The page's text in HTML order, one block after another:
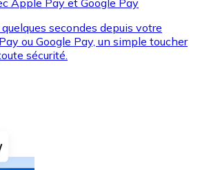
en espèces et d'autres
secondes depuis votre
ou Google Pay, un simple toucher
sécurité.